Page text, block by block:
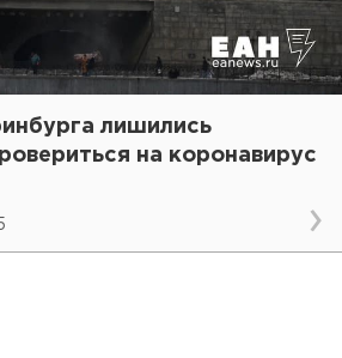
лишились
на коронавирус